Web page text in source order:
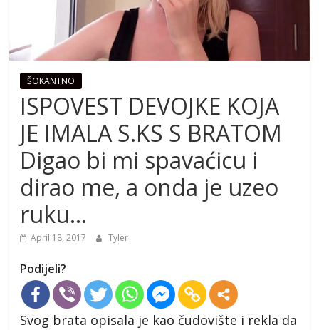
ŠOKANTNO
ISPOVEST DEVOJKE KOJA
JE IMALA S.KS S BRATOM
Digao bi mi spavaćicu i
dirao me, a onda je uzeo
ruku…
April 18, 2017 Tyler
Podijeli?
Svog brata opisala je kao čudovište i rekla da